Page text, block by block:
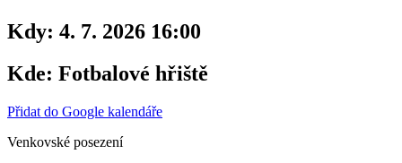
Kdy: 4. 7. 2026 16:00
Kde: Fotbalové hřiště
Přidat do Google kalendáře
Venkovské posezení